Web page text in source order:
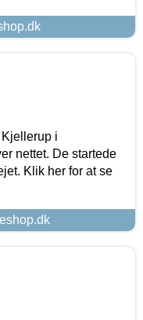
i
nettet. De startede
Klik her for at se